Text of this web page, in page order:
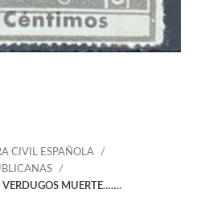
CIVIL ESPAÑOLA
MUERTE…….